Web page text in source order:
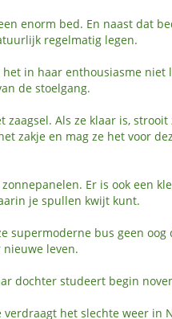
enorm bed. En naast dat
regelmatig legen.
in haar enthousiasme
de stoelgang.
Als ze klaar is, strooit
zakje en mag ze het voor
Er is ook een
je spullen kwijt kunt.
supermoderne bus geen
leven.
dochter studeert begin
het slechte weer in